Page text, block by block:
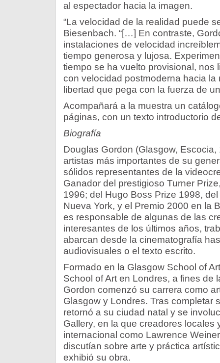
al espectador hacia la imagen.
“La velocidad de la realidad puede
Biesenbach. “[…] En contraste,
instalaciones de velocidad
tiempo generosa y lujosa.
tiempo se ha vuelto provisional, nos
con velocidad postmoderna hacia la
libertad que pega con la fuerza de
Acompañará a la muestra un
páginas, con un texto introductorio
Biografía
Douglas Gordon (Glasgow,
artistas más importantes de su
sólidos representantes de la
Ganador del prestigioso Turner
1996; del Hugo Boss Prize 1998,
Nueva York, y el Premio 2000 en la
es responsable de algunas de las
interesantes de los últimos años,
abarcan desde la cinematografía
audiovisuales o el texto escrito.
Formado en la Glasgow School of
School of Art en Londres, a fines de
Gordon comenzó su carrera como
Glasgow y Londres. Tras completar
retornó a su ciudad natal y se
Gallery, en la que creadores locales
internacional como Lawrence
discutían sobre arte y práctica
exhibió su obra.